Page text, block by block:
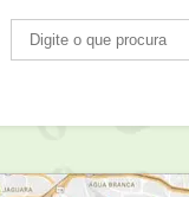
u
a